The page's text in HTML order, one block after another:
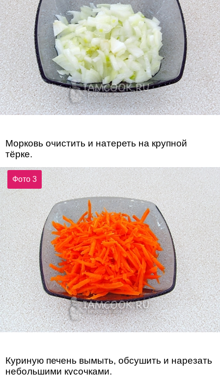
Морковь очистить и натереть на крупной
тёрке.
Фото 3
Куриную печень вымыть, обсушить и нарезать
небольшими кусочками.